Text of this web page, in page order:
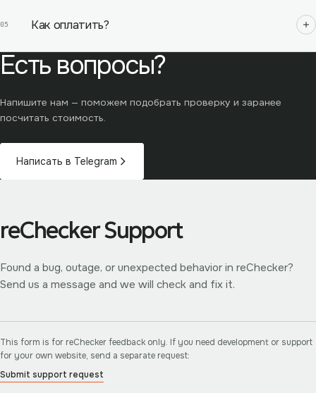
05 Как оплатить?
Есть вопросы?
Напишите нам — поможем подобрать проверку и заранее
посчитать стоимость.
Написать в Telegram
reChecker Support
Found a bug, outage, or unexpected behavior in reChecker?
Send us a message and we will check and fix it.
This form is for reChecker feedback only. If you need development or support
for your own website, send a separate request:
Submit support request